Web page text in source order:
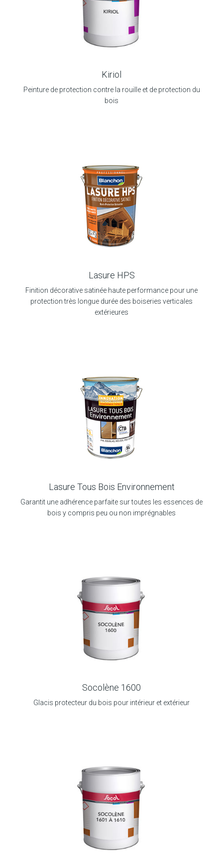
Kiriol
Peinture de protection contre la rouille et de protection du
bois
Lasure HPS
Finition décorative satinée haute performance pour une
protection très longue durée des boiseries verticales
extérieures
Lasure Tous Bois Environnement
Garantit une adhérence parfaite sur toutes les essences de
bois y compris peu ou non imprégnables
Socolène 1600
Glacis protecteur du bois pour intérieur et extérieur